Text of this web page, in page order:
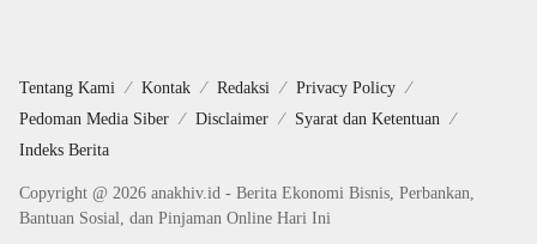
Tentang Kami Kontak Redaksi
Privacy Policy
Pedoman Media Siber
Disclaimer
Syarat dan Ketentuan
Indeks Berita
Copyright @ 2026 anakhiv.id - Berita Ekonomi Bisnis, Perbankan,
Bantuan Sosial, dan Pinjaman Online Hari Ini